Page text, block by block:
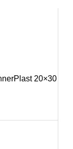
20×30